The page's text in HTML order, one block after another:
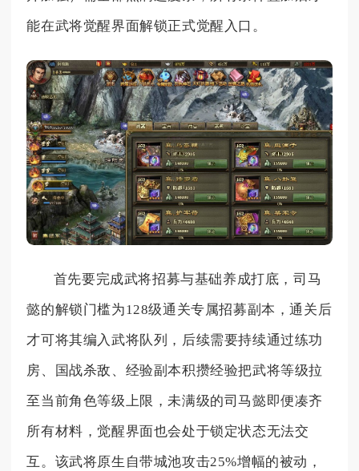
能在武将觉醒界面解锁正式觉醒入口。
首先要完成武将招募与基础养成打底，司马
懿的解锁门槛为128级通关专属招募副本，通关后
才可将其编入武将队列，后续需要持续通过练功
房、国战杀敌、经验副本积攒经验把武将等级拉
至当前角色等级上限，未满级的司马懿即便凑齐
所有材料，觉醒界面也会处于锁定状态无法交
互。该武将原生自带城池攻击25%增幅的被动，